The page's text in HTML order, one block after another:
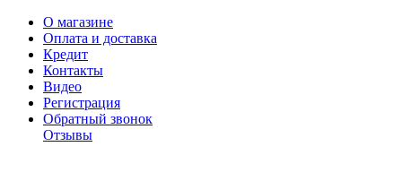
О магазине
Оплата и доставка
Кредит
Контакты
Видео
Регистрация
Обратный звонок
Отзывы